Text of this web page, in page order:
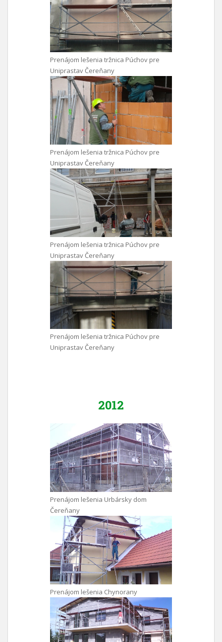
Prenájom lešenia tržnica Púchov pre
Uniprastav Čereňany
Prenájom lešenia tržnica Púchov pre
Uniprastav Čereňany
Prenájom lešenia tržnica Púchov pre
Uniprastav Čereňany
Prenájom lešenia tržnica Púchov pre
Uniprastav Čereňany
2012
Prenájom lešenia Urbársky dom
Čereňany
Prenájom lešenia Chynorany